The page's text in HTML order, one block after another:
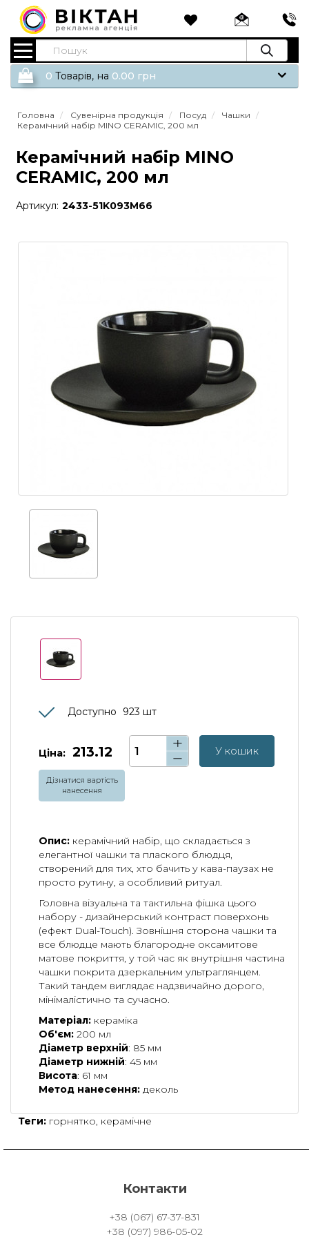
0 Tоварів, на 0.00 грн
Головна Сувенірна продукція Посуд
Чашки
Керамічний набір MINO CERAMIC, 200 мл
Керамічний набір MINO
CERAMIC, 200 мл
Артикул: 2433-51K093M66
Доступно 923 шт
Ціна: 213.12 У кошик
Дізнатися вартість
нанесення
Опис: керамічний набір, що складається з
елегантної чашки та плаского блюдця,
створений для тих, хто бачить у кава-паузах не
просто рутину, а особливий ритуал.
Головна візуальна та тактильна фішка цього
набору - дизайнерський контраст поверхонь
(ефект Dual-Touch). Зовнішня сторона чашки та
все блюдце мають благородне оксамитове
матове покриття, у той час як внутрішня частина
чашки покрита дзеркальним ультраглянцем.
Такий тандем виглядає надзвичайно дорого,
мінімалістично та сучасно.
Матеріал: кераміка
Об'єм: 200 мл
Діаметр верхній: 85 мм
Діаметр нижній: 45 мм
Висота: 61 мм
Метод нанесення: деколь
Теги: горнятко, керамічне
Контакти
+38 (067) 67-37-831
+38 (097) 986-05-02